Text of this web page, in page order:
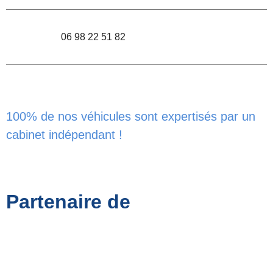
06 98 22 51 82
100% de nos véhicules sont expertisés par un
cabinet indépendant !
Partenaire de